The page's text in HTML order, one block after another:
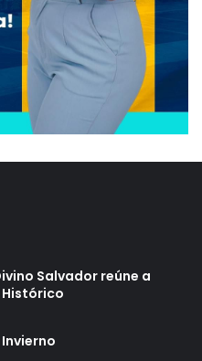
Salvador reúne a
Histórico